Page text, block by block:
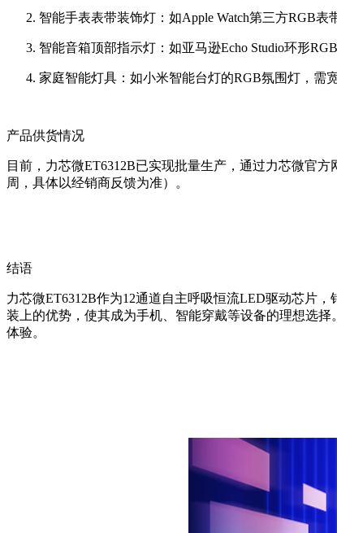
智能手表表带装饰灯：如Apple Watch第三方RGB表
智能音箱顶部指示灯：如亚马逊Echo Studio环形
家庭智能灯具：如小米智能台灯的RGB氛围灯，需
产品供货情况
目前，力芯微ET6312B已实现批量生产，通过力芯微官
周，具体以经销商反馈为准）。
结语
力芯微ET6312B作为12通道自主呼吸恒流LED驱动芯片
装上的优势，使其成为手机、智能穿戴等设备的理想选
体验。